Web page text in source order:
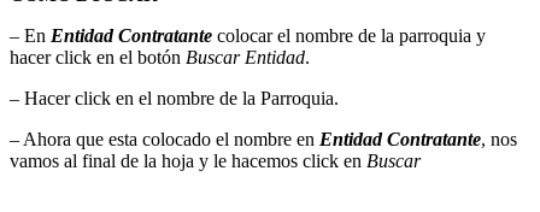
– En Entidad Contratante colocar el nombre de la parroquia y
hacer click en el botón Buscar Entidad.
– Hacer click en el nombre de la Parroquia.
– Ahora que esta colocado el nombre en Entidad Contratante, nos
vamos al final de la hoja y le hacemos click en Buscar